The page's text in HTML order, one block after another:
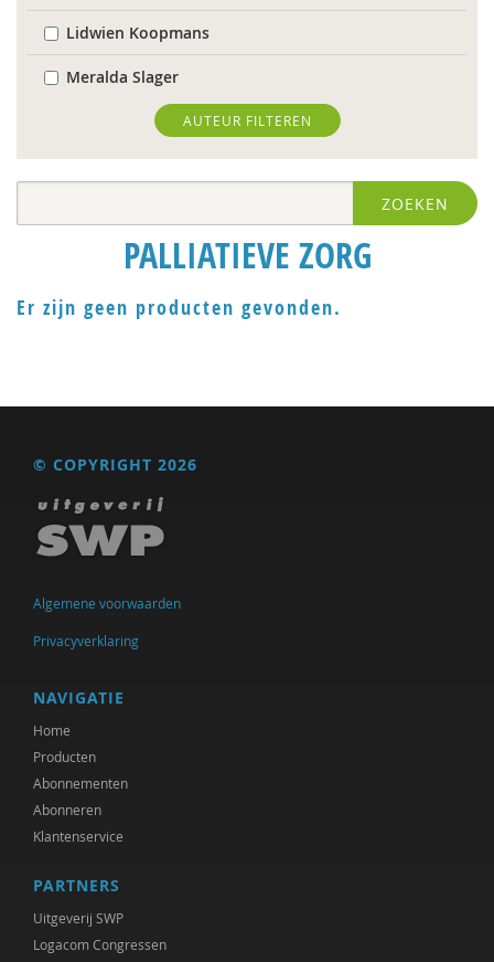
Lidwien Koopmans
Meralda Slager
Hans van Dartel
Peggy van Oort-Borsboom
AUTEUR FILTEREN
ZOEKEN
PALLIATIEVE ZORG
Er zijn geen producten gevonden.
© COPYRIGHT 2026
Algemene voorwaarden
Privacyverklaring
NAVIGATIE
Home
Producten
Abonnementen
Abonneren
Klantenservice
PARTNERS
Uitgeverij SWP
Logacom Congressen